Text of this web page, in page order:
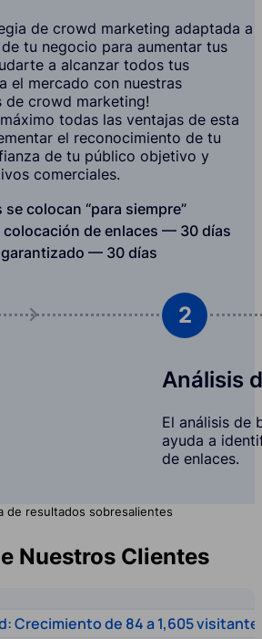
de crowd marketing adaptada a
tu negocio para aumentar tus
a alcanzar todos tus
el mercado con nuestras
de crowd marketing!
todas las ventajas de esta
el reconocimiento de tu
de tu público objetivo y
comerciales.
se colocan “para siempre”
colocación de enlaces — 30 días
garantizado — 30 días
Linkedin
by email
2
Análisis
El análisis de
ayuda a
de enlaces.
de resultados sobresalientes
Nuestros Clientes
Crecimiento de 84 a 1,605